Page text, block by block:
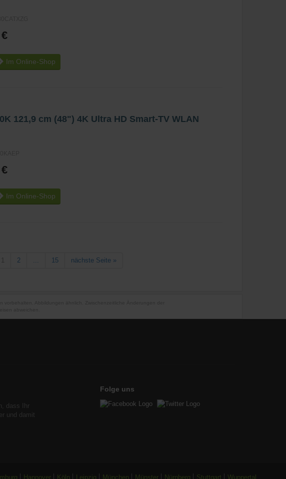
Im Online-Shop
121,9 cm (48") 4K Ultra HD Smart-TV WLAN
Im Online-Shop
1 2 ... 15 nächste Seite »
dass Ihr
und damit
Folge uns
Hannover Köln Leipzig München Münster Nürnberg Stuttgart Wuppertal